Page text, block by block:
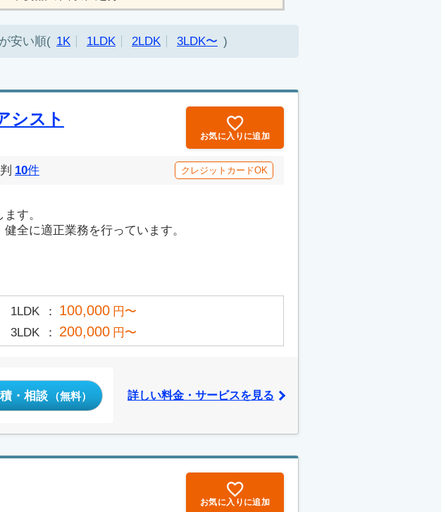
安い順 1K 1LDK 2LDK 3LDK〜
シスト
お気に入りに追加
10件 クレジットカードOK
す。
全に適正業務を行っています。
1LDK 100,000 円〜
3LDK 200,000 円〜
・相談 （無料） 詳しい料金・サービスを見る
お気に入りに追加